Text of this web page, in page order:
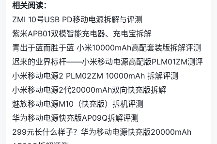
相关阅读：
ZMI 10号USB PD移动电源拆解与评测
紫米APB01双模智能充电器、充电宝拆解
青出于蓝而胜于蓝 小米10000mAh高配套装版拆解评测
迟来的业界标杆——小米移动电源高配版PLM01ZM测评
小米移动电源2 PLM02ZM 10000mAh 拆解评测
小米移动电源2代20000mAh双向快充版拆解
魅族移动电源M10（快充版）拆机评测
华为移动电源快充版AP09Q拆解评测
299元长什么样子？华为移动电源快充版20000mAh